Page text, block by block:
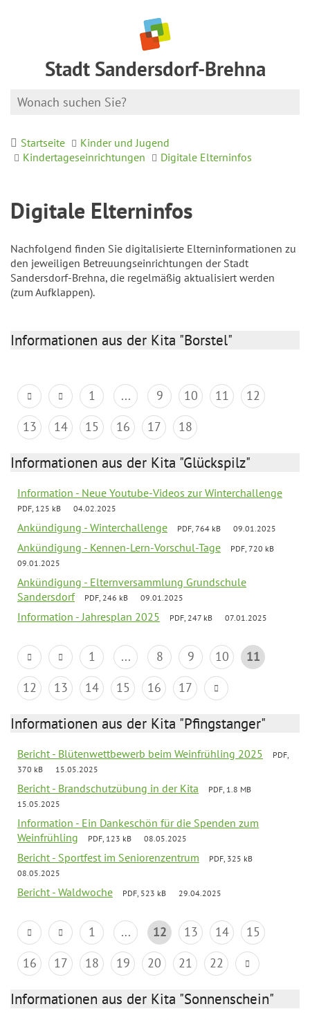
Stadt Sandersdorf-Brehna
Startseite
Kinder und Jugend
Kindertageseinrichtungen
Digitale Elterninfos
Digitale Elterninfos
Nachfolgend finden Sie digitalisierte Elterninformationen zu
den jeweiligen Betreuungseinrichtungen der Stadt
Sandersdorf-Brehna, die regelmäßig aktualisiert werden
(zum Aufklappen).
Informationen aus der Kita "Borstel"
1 ... 9 10 11
12
13
14 15 16 17 18
Informationen aus der Kita "Glückspilz"
Information - Neue Youtube-Videos zur Winterchallenge
PDF, 125 kB 04.02.2025
Ankündigung - Winterchallenge PDF, 764 kB 09.01.2025
Ankündigung - Kennen-Lern-Vorschul-Tage
PDF, 720 kB
09.01.2025
Ankündigung - Elternversammlung Grundschule
Sandersdorf
PDF, 246 kB 09.01.2025
Information - Jahresplan 2025 PDF, 247 kB 07.01.2025
1 ... 8 9 10
11
12
13 14 15 16 17
Informationen aus der Kita "Pfingstanger"
Bericht - Blütenwettbewerb beim Weinfrühling 2025
PDF,
370 kB
15.05.2025
Bericht - Brandschutzübung in der Kita
PDF, 1.8 MB
15.05.2025
Information - Ein Dankeschön für die Spenden zum
Weinfrühling
PDF, 123 kB 08.05.2025
Bericht - Sportfest im Seniorenzentrum
PDF, 325 kB
08.05.2025
Bericht - Waldwoche PDF, 523 kB 29.04.2025
1 ... 12 13 14
15
16
17 18 19 20 21 22
Informationen aus der Kita "Sonnenschein"